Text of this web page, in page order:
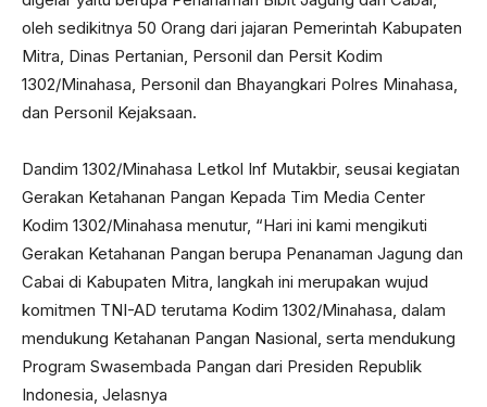
oleh sedikitnya 50 Orang dari jajaran Pemerintah Kabupaten
Mitra, Dinas Pertanian, Personil dan Persit Kodim
1302/Minahasa, Personil dan Bhayangkari Polres Minahasa,
dan Personil Kejaksaan.
Dandim 1302/Minahasa Letkol Inf Mutakbir, seusai kegiatan
Gerakan Ketahanan Pangan Kepada Tim Media Center
Kodim 1302/Minahasa menutur, “Hari ini kami mengikuti
Gerakan Ketahanan Pangan berupa Penanaman Jagung dan
Cabai di Kabupaten Mitra, langkah ini merupakan wujud
komitmen TNI-AD terutama Kodim 1302/Minahasa, dalam
mendukung Ketahanan Pangan Nasional, serta mendukung
Program Swasembada Pangan dari Presiden Republik
Indonesia, Jelasnya